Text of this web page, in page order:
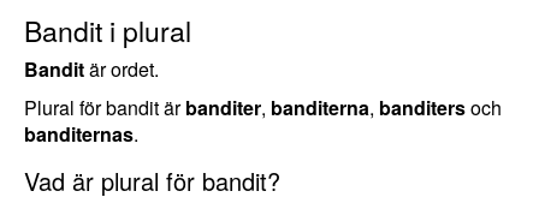
Bandit i plural
Banditär ordet.
Plural för bandit ärbanditer, banditerna, banditersoch
banditernas.
Vad är plural för bandit?